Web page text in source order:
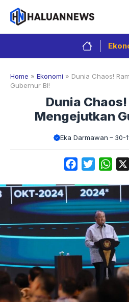
Langsung
isi
Home » Ekonomi » Dunia Chaos!
Gubernur BI!
Dunia
Mengejutkan
Eka Darmawan 30-
FacebookTwitter